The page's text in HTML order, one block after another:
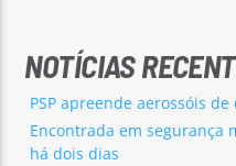
NOTÍCIAS
PSP apreende aerossóis
Encontrada em segurança
há dois dias